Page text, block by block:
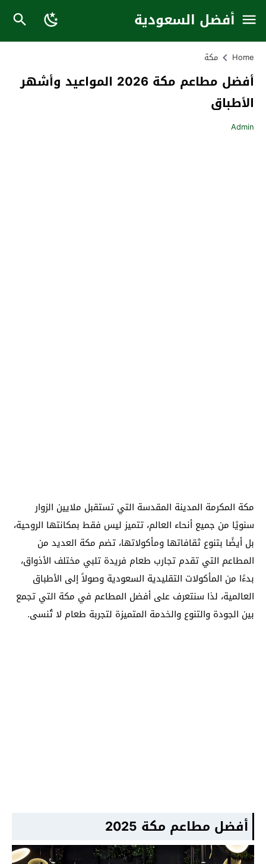
أفضل السعودية
Home مكة
أفضل مطاعم مكة 2026 المواعيد وأشهر
الأطباق
Admin
مكة المكرمة المدينة المقدسة التي تستقبل ملايين الزوار
سنويًا من جميع أنحاء العالم، تتميز ليس فقط بمكانتها الروحية،
بل أيضًا بتنوع ثقافاتها ومأكولاتها، تضم مكة العديد من
المطاعم التي تقدم تجارب طعام فريدة تلبي مختلف الأذواق،
بدءًا من المأكولات التقليدية السعودية وصولاً إلى الأطباق
العالمية، لذا سنتعرف على أفضل المطاعم في مكة التي تجمع
بين الجودة والتنوع والخدمة المتميزة لتجربة طعام لا تُنسى.
أفضل مطاعم مكة 2025